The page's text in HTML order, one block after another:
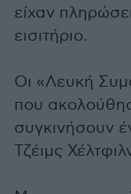
είχαν
εισιτήριο.
Οι «Λευκή
που
συγκινήσουν
Τζέιμς